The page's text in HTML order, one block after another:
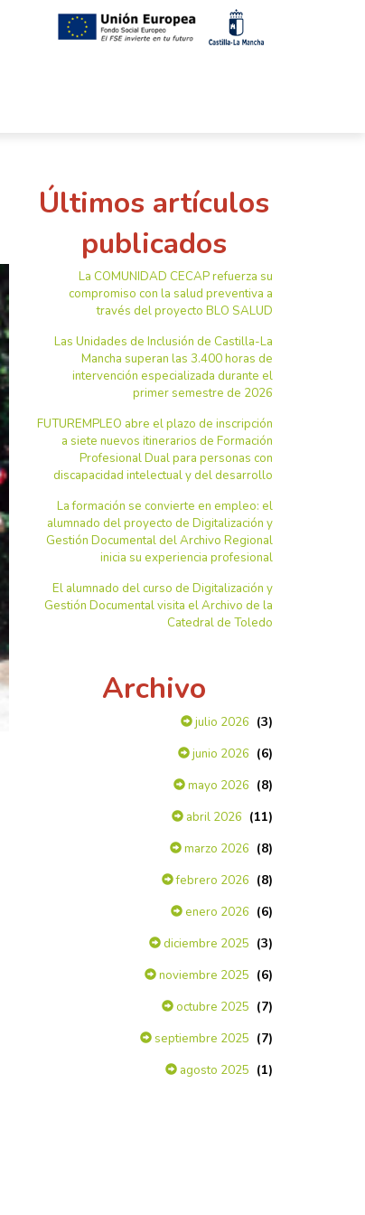
Últimos artículos
publicados
La COMUNIDAD CECAP refuerza su
compromiso con la salud preventiva a
través del proyecto BLO SALUD
Las Unidades de Inclusión de Castilla-La
Mancha superan las 3.400 horas de
intervención especializada durante el
primer semestre de 2026
FUTUREMPLEO abre el plazo de inscripción
a siete nuevos itinerarios de Formación
Profesional Dual para personas con
discapacidad intelectual y del desarrollo
La formación se convierte en empleo: el
alumnado del proyecto de Digitalización y
Gestión Documental del Archivo Regional
inicia su experiencia profesional
El alumnado del curso de Digitalización y
Gestión Documental visita el Archivo de la
Catedral de Toledo
Archivo
julio 2026 (3)
junio 2026 (6)
mayo 2026 (8)
abril 2026 (11)
marzo 2026 (8)
febrero 2026 (8)
enero 2026 (6)
diciembre 2025 (3)
noviembre 2025 (6)
octubre 2025 (7)
septiembre 2025 (7)
agosto 2025 (1)